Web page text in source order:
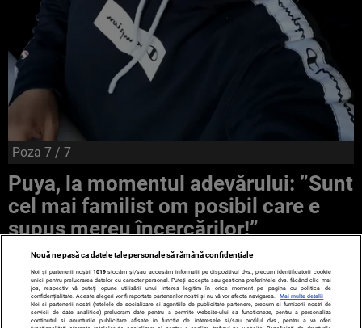
Poza 7 / 7
Puya, la momentul adevărului: ”Sunt
cel mai familist om posibil care e
supus mereu încercărilor!”
Nouă ne pasă ca datele tale personale să rămână confidențiale
Noi și partenerii noștri 1019stocăm și/sau accesăm informații pe dispozitivul dvs., precum identificatorii cookie
unici pentru prelucrarea datelor cu caracter personal. Puteți accepta sau gestiona preferințele dvs. făcând clic mai
jos, respectiv vă puteți opune utilizării unui interes legitim în orice moment pe pagina cu politica de
confidențialitate. Aceste alegeri vor fi raportate partenerilor noștri și nu vă vor afecta navigarea.
Mai multe detalii
Noi si partenerii nostri (retelele de socializare si agentiile de publicitate partenere, precum si furnizorii nostri de
servicii de date analitice) prelucram date pentru a permite website-ului sa functioneze, pentru a personaliza
continutul si anunturile publicitare afisate in functie de interesele si/sau profilul dvs., pentru a va oferi